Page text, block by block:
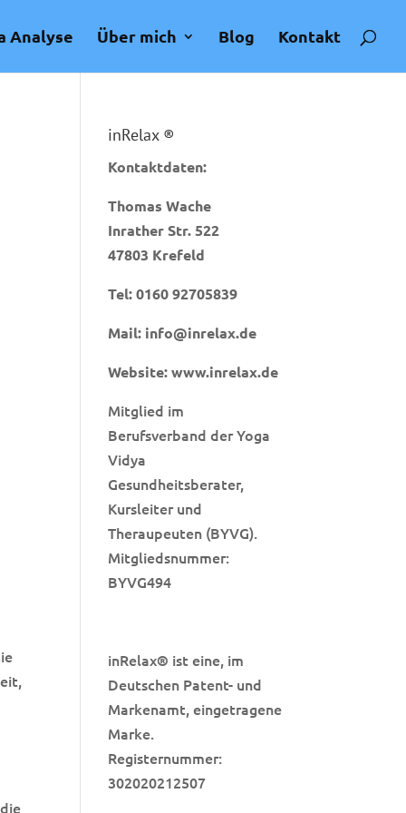
Analyse Über mich Blog Kontakt
inRelax ®
Kontaktdaten:
Thomas Wache
Inrather Str. 522
47803 Krefeld
Tel:0160 92705839
Mail: info@inrelax.de
Website:www.inrelax.de
Mitglied im
Berufsverband der Yoga
Vidya
Gesundheitsberater,
Kursleiter und
Theraupeuten (BYVG).
Mitgliedsnummer:
BYVG494
inRelax® ist eine, im
Deutschen Patent- und
Markenamt, eingetragene
Marke.
Registernummer:
302020212507